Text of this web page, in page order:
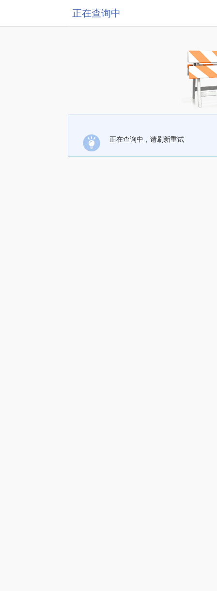
正在查询中
正在查询中，请刷新重试